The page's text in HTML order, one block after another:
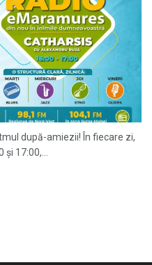
după-amiezii! În fiecare zi,
17:00,...